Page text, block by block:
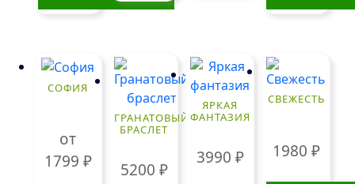
СОФИЯ
от
1799 ₽
ГРАНАТОВЫЙ
БРАСЛЕТ
5200 ₽
ЯРКАЯ
ФАНТАЗИЯ
3990 ₽
СВЕЖЕСТЬ
1980 ₽